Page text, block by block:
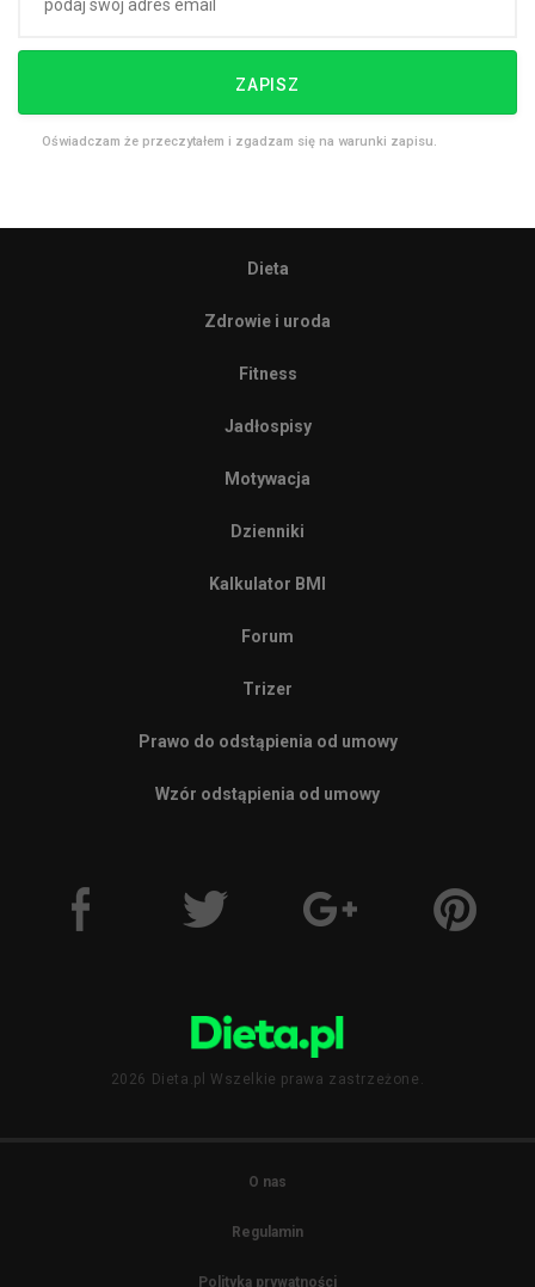
ZAPISZ
Oświadczam że przeczytałem i zgadzam się na warunki zapisu.
Dieta
Zdrowie i uroda
Fitness
Jadłospisy
Motywacja
Dzienniki
Kalkulator BMI
Forum
Trizer
Prawo do odstąpienia od umowy
Wzór odstąpienia od umowy
2026 Dieta.pl Wszelkie prawa zastrzeżone.
O nas
Regulamin
Polityka prywatności